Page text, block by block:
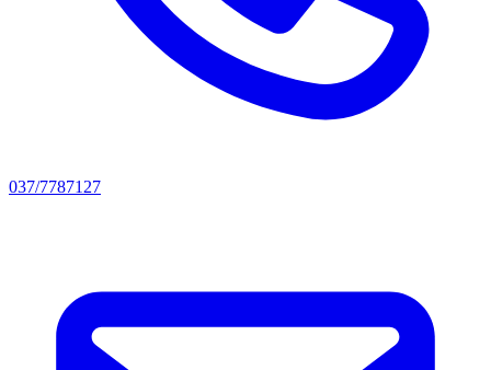
037/7787127